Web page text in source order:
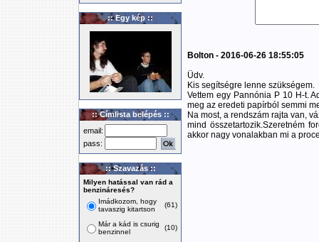
:: Egy kép ::
:: Címlista belépés ::
email:
pass:
:: Szavazás ::
Milyen hatással van rád a
benzináresés?
Imádkozom, hogy
tavaszig kitartson
(61)
Már a kád is csurig
benzinnel
(10)
Bolton - 2016-06-26 18:55:05
Üdv.
Kis segítségre lenne szükségem.
Vettem egy Pannónia P 10 H-t.
meg az eredeti papírból semmi
Na most, a rendszám rajta van,
mind összetartozik.Szeretném
akkor nagy vonalakban mi a